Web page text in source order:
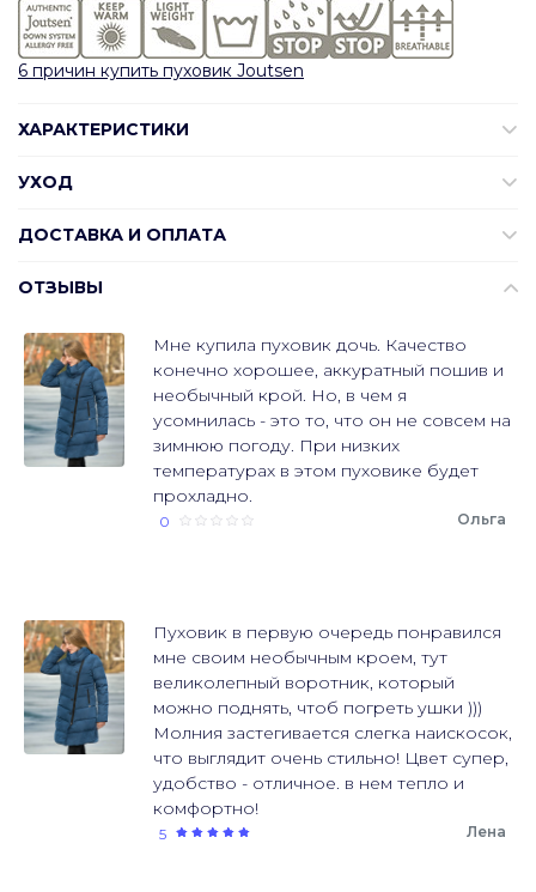
6 причин купить пуховик Joutsen
ХАРАКТЕРИСТИКИ
УХОД
ДОСТАВКА И ОПЛАТА
ОТЗЫВЫ
Мне купила пуховик дочь. Качество
конечно хорошее, аккуратный пошив и
необычный крой. Но, в чем я
усомнилась - это то, что он не совсем на
зимнюю погоду. При низких
температурах в этом пуховике будет
прохладно.
0 Ольга
Пуховик в первую очередь понравился
мне своим необычным кроем, тут
великолепный воротник, который
можно поднять, чтоб погреть ушки )))
Молния застегивается слегка наискосок,
что выглядит очень стильно! Цвет супер,
удобство - отличное. в нем тепло и
комфортно!
5 Лена